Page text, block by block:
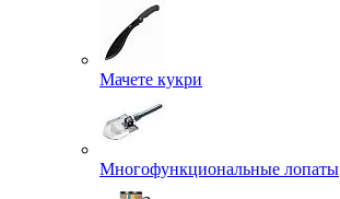
Мачете кукри
Многофункциональные лопаты